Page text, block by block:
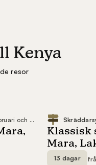
Kenya
resor
13 dagar